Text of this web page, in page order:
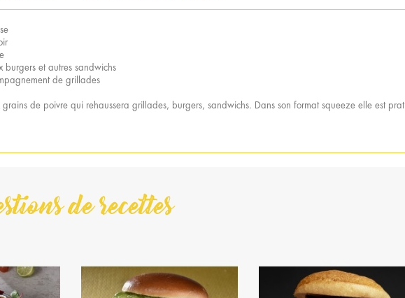
burgers et autres sandwichs
de grillades
grains de poivre qui rehaussera grillades, burgers, sandwichs. Dans son format squeeze elle est
de recettes